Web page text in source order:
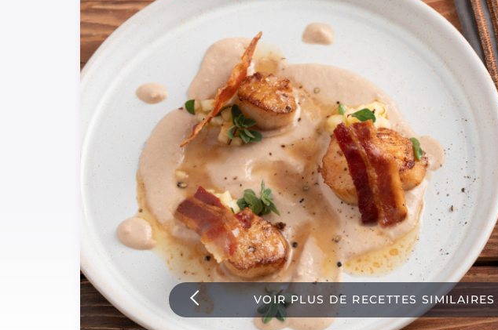
Accompagnement
Pizzas et focaccia
Gateaux et patisserie
Dernieres recettes
Instagram
YouTube VOIR PLUS DE RECETTES SIMILAIRES